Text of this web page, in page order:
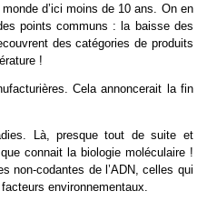
d’ici moins de 10 ans. On en
points communs : la baisse des
des catégories de produits
!
Cela annoncerait la fin
Là, presque tout de suite et
connait la biologie moléculaire !
non-codantes de l’ADN, celles qui
environnementaux.